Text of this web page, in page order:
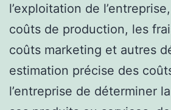
l’exploitation de
coûts de production, les
coûts marketing et autres
estimation précise des
l’entreprise de déterminer